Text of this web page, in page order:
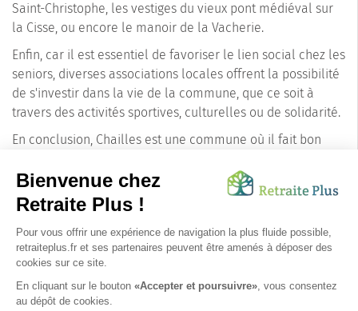
Saint-Christophe, les vestiges du vieux pont médiéval sur
la Cisse, ou encore le manoir de la Vacherie.
Enfin, car il est essentiel de favoriser le lien social chez les
seniors, diverses associations locales offrent la possibilité
de s'investir dans la vie de la commune, que ce soit à
travers des activités sportives, culturelles ou de solidarité.
En conclusion, Chailles est une commune où il fait bon
naturel préservé, sa vie sociale et culturelle dynamique,
associés à un tissu local de services de proximité, en font
Bienvenue à Chailles, un lieu où la qualité de vie des
seniors est une réalité.
Choisissez Chailles pour votre proche, un lieu de vie
serein, enrichissant et dynamique.